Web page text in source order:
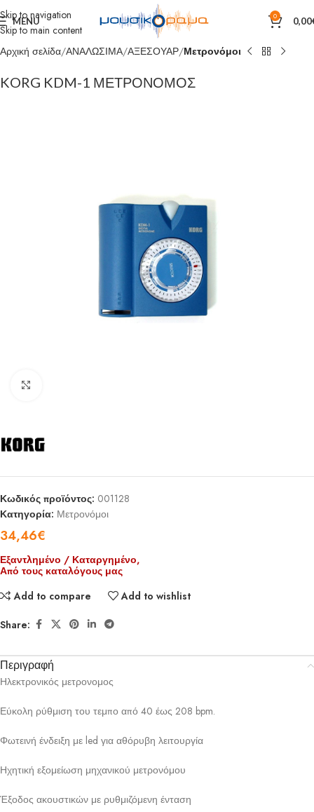
Skip to navigation
Skip to main content
MENU 0 0,00
Αρχική σελίδα ΑΝΑΛΩΣΙΜΑ ΑΞΕΣΟΥΑΡ Μετρονόμοι
KORG KDM-1 ΜΕΤΡΟΝΟΜΟΣ
Κωδικός προϊόντος: 001128
Κατηγορία: Μετρονόμοι
34,46€
Εξαντλημένο / Καταργημένο,
Από τους καταλόγους μας
Add to compare
Add to wishlist
Share:
Περιγραφή
Ηλεκτρονικός μετρονομος
Εύκολη ρύθμιση του τεμπο από 40 έως 208 bpm.
Φωτεινή ένδειξη με led για αθόρυβη λειτουργία
Ηχητική εξομείωση μηχανικού μετρονόμου
Έξοδος ακουστικών με ρυθμιζόμενη ένταση